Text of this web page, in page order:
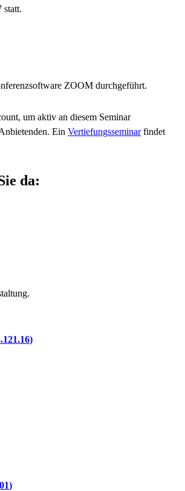
statt.
ZOOM durchgeführt.
um aktiv an diesem Seminar
Ein Vertiefungsseminarfindet
da: